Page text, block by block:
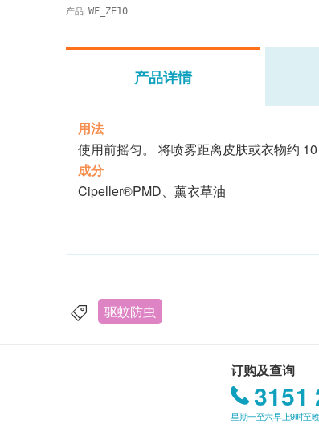
产品: WF_ZE10
产品详情
用法
使用前摇匀。 将喷雾距离皮肤或衣物约
成分
Cipeller®PMD、薰衣草油
驱蚊防虫
订购及查询
3151
星期一至六早上9时至